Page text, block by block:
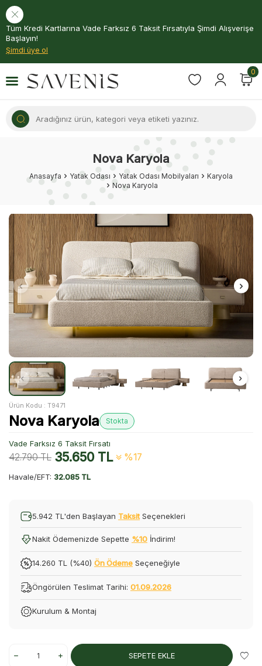
Tüm Kredi Kartlarına Vade Farksız 6 Taksit Fırsatıyla Şimdi Alışverişe
Başlayın!
Şimdi üye ol
0
Nova Karyola
Anasayfa Yatak Odası Yatak Odası Mobilyaları
Karyola
Nova Karyola
Ürün Kodu : T9471
Nova Karyola Stokta
Vade Farksız 6 Taksit Fırsatı
42.790TL 35.650TL %17
Havale/EFT: 32.085 TL
5.942 TL'den Başlayan Taksit Seçenekleri
Nakit Ödemenizde Sepette %10 İndirim!
14.260 TL (%40) Ön Ödeme Seçeneğiyle
Öngörülen Teslimat Tarihi: 01.09.2026
Kurulum & Montaj
SEPETE EKLE